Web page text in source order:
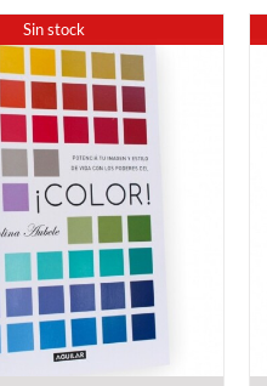
Sin stock